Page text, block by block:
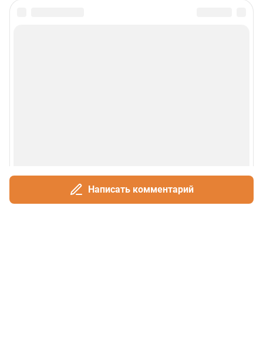
Написать комментарий